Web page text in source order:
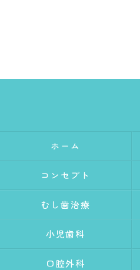
ホーム
コンセプト
むし歯治療
小児歯科
口腔外科